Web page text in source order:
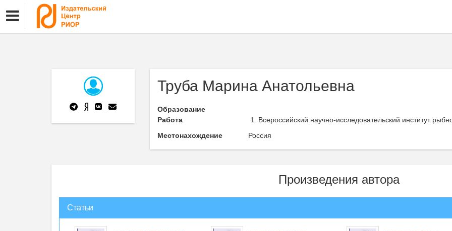
Труба Марина Анатольевна
Образование
Работа
Всероссийский научно-исследовательский институт
Местонахождение
Россия
Произведения автора
Статьи